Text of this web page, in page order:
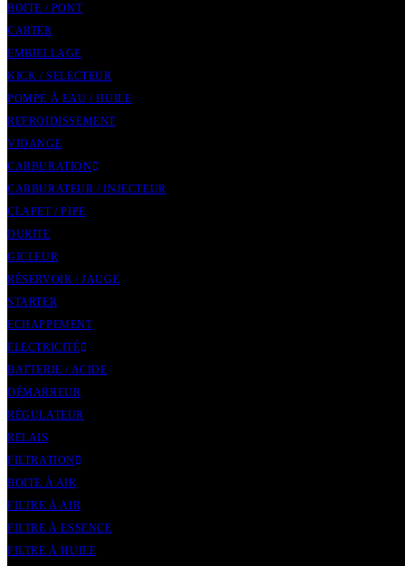
BOITE / PONT
CARTER
EMBIELLAGE
KICK / SELECTEUR
POMPE À EAU / HUILE
REFROIDISSEMENT
VIDANGE
CARBURATION
CARBURATEUR / INJECTEUR
CLAPET / PIPE
DURITE
GICLEUR
RÉSERVOIR / JAUGE
STARTER
ECHAPPEMENT
ELECTRICITÉ
BATTERIE / ACIDE
DÉMARREUR
RÉGULATEUR
RELAIS
FILTRATION
BOITE À AIR
FILTRE À AIR
FILTRE À ESSENCE
FILTRE À HUILE